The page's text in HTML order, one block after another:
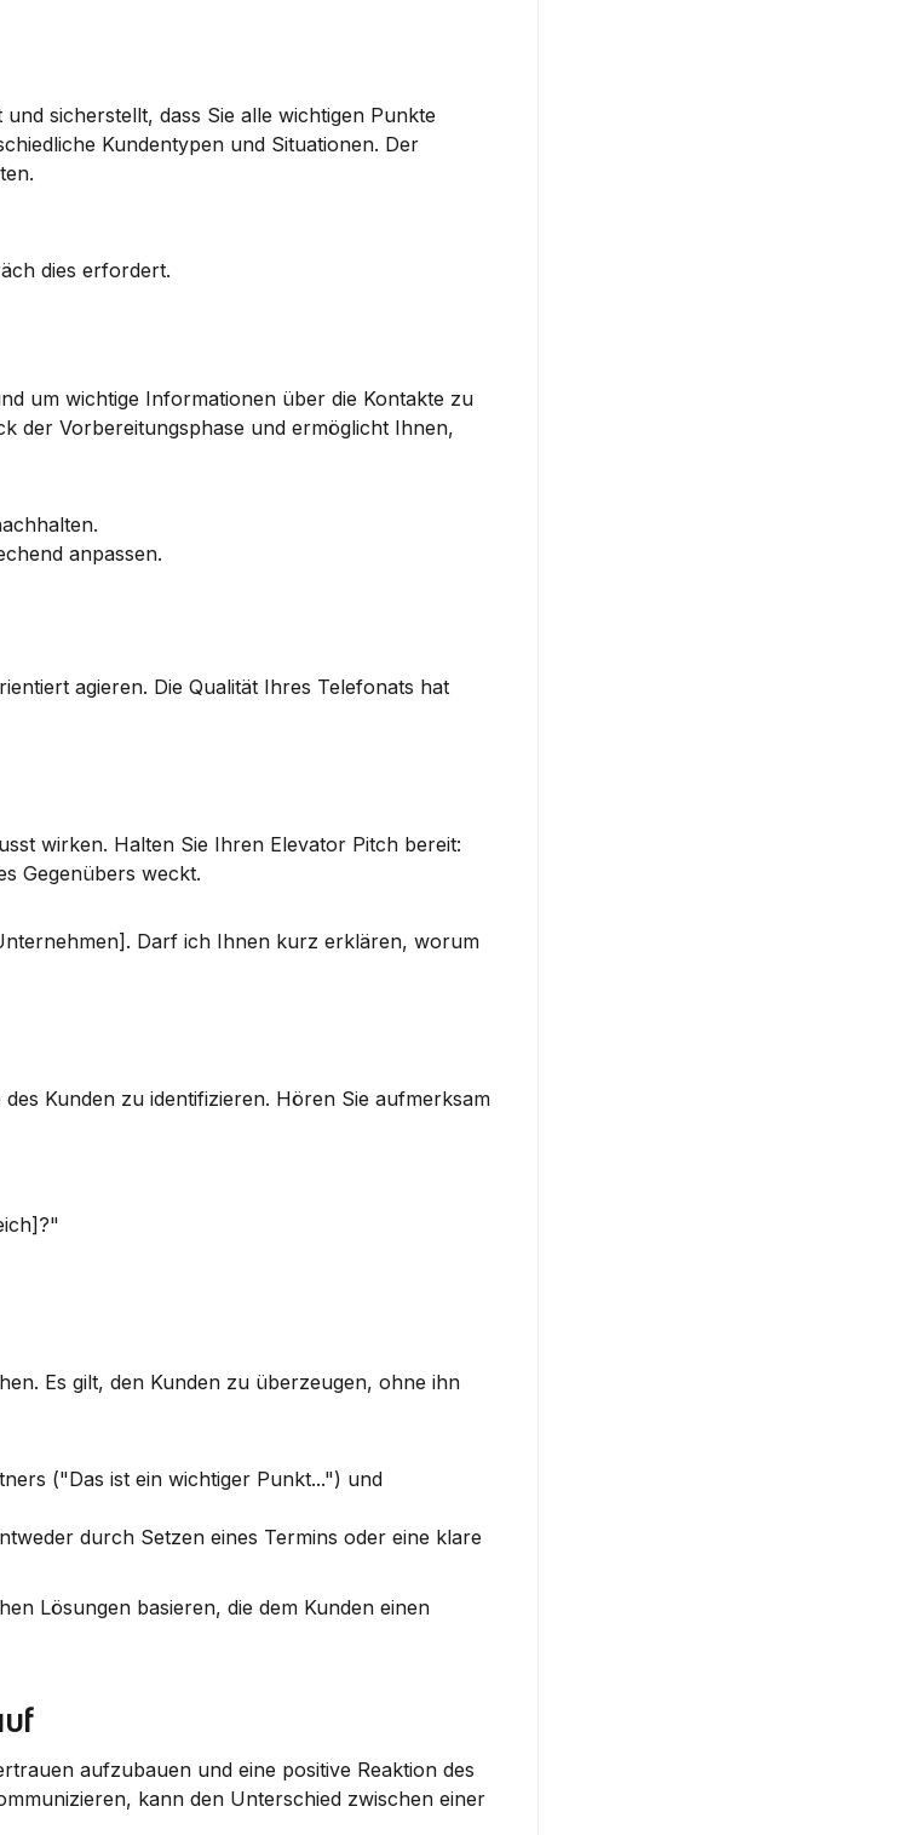
sicherstellt, dass Sie alle wichtigen Punkte
Kundentypen und Situationen. Der
dies erfordert.
um wichtige Informationen über die Kontakte zu
der Vorbereitungsphase und ermöglicht Ihnen,
anpassen.
agieren. Die Qualität Ihres Telefonats hat
wirken. Halten Sie Ihren Elevator Pitch bereit:
Gegenübers weckt.
Darf ich Ihnen kurz erklären, worum
des Kunden zu identifizieren. Hören Sie aufmerksam
Es gilt, den Kunden zu überzeugen, ohne ihn
("Das ist ein wichtiger Punkt...") und
durch Setzen eines Termins oder eine klare
Lösungen basieren, die dem Kunden einen
aufzubauen und eine positive Reaktion des
kann den Unterschied zwischen einer